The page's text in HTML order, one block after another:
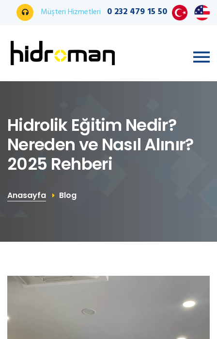
Müşteri Hizmetleri 0 232 479 15 50
Hidrolik Eğitim Nedir?
Nereden ve Nasıl Alınır?
2025 Rehberi
Anasayfa Blog